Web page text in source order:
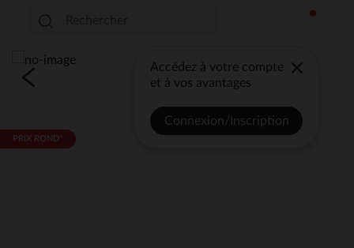
Accédez à votre compte
et à vos avantages
Connexion/Inscription
PRIX ROND*